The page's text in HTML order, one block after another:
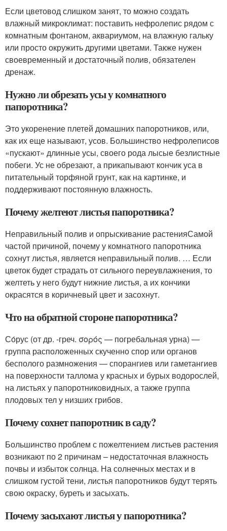
Если цветовод слишком занят, то можно создать
влажный микроклимат: поставить нефролепис рядом с
комнатным фонтаном, аквариумом, на влажную гальку
или просто окружить другими цветами. Также нужен
своевременный и достаточный полив, обязателен
дренаж.
Нужно ли обрезать усы у комнатного
папоротника?
Это укоренение плетей домашних папоротников, или,
как их еще называют, усов. Большинство нефролеписов
«пускают» длинные усы, своего рода лысые безлистные
побеги. Ус не обрезают, а прикапывают кончик уса в
питательный торфяной грунт, как на картинке, и
поддерживают постоянную влажность.
Почему желтеют листья папоротника?
Неправильный полив и опрыскивание растенияСамой
частой причиной, почему у комнатного папоротника
сохнут листья, является неправильный полив. … Если
цветок будет страдать от сильного переувлажнения, то
желтеть у него будут нижние листья, а их кончики
окрасятся в коричневый цвет и засохнут.
Что на обратной стороне папоротника?
Со́рус (от др. -греч. σορός — погребальная урна) —
группа расположенных скученно спор или органов
бесполого размножения — спорангиев или гаметангиев
на поверхности таллома у красных и бурых водорослей,
на листьях у папоротниковидных, а также группа
плодовых тел у низших грибов.
Почему сохнет папоротник в саду?
Большинство проблем с пожелтением листьев растения
возникают по 2 причинам – недостаточная влажность
почвы и избыток солнца. На солнечных местах и в
слишком густой тени, листья папоротников будут терять
свою окраску, буреть и засыхать.
Почему засыхают листья у папоротника?